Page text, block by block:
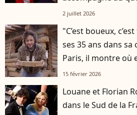
2 juillet 2026
"C’est boueux,
ses 35 ans dans
Paris, il montre où
15 février 2026
Louane et Florian
dans le Sud de la